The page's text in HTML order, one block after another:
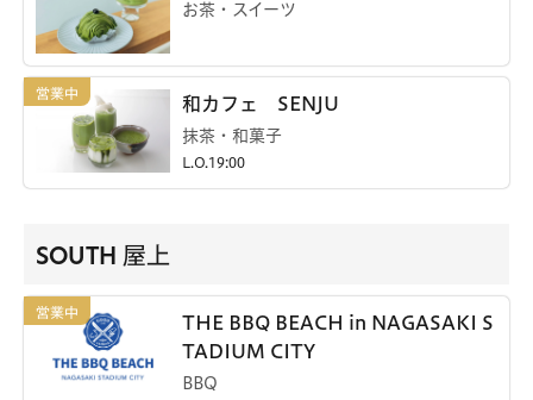
お茶・スイーツ
和カフェ SENJU
抹茶・和菓子
L.O.19:00
SOUTH 屋上
THE BBQ BEACH in NAGASAKI S
TADIUM CITY
BBQ